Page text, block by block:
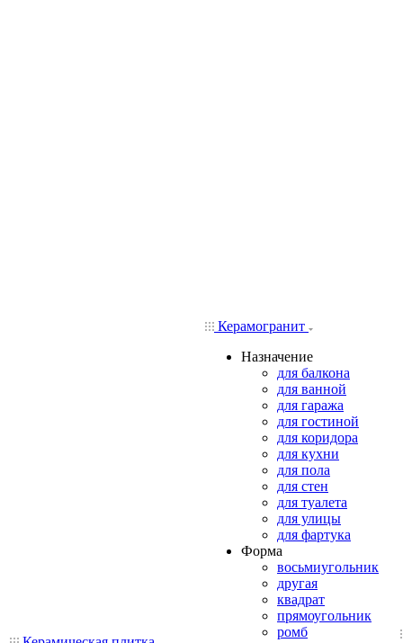
Керамогранит
Назначение
для балкона
для ванной
для гаража
для гостиной
для коридора
для кухни
для пола
для стен
для туалета
для улицы
для фартука
Форма
восьмиугольник
другая
квадрат
прямоугольник
ромб